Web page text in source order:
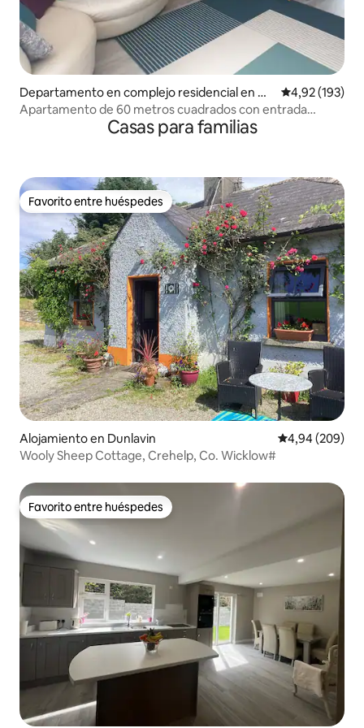
Departamento en complejo residencial en Ma
ynooth
Calificación
4,92 (193)
Apartamento de 60 metros cuadrados con entrada
Casas para familias
Favorito entre huéspedes
Favorito entre huéspedes
Alojamiento en Dunlavin Calificación
4,94 (209)
Wooly Sheep Cottage, Crehelp, Co. Wicklow#
Favorito entre huéspedes
Favorito entre huéspedes